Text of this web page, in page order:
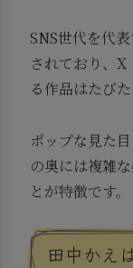
SNS世代を代
されており、
る作品はたび
ポップな見た
の奥には複雑
とが特徴です。
田中かえ